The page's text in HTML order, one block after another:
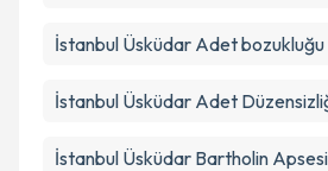
İstanbul Üsküdar Adet bozukluğu
İstanbul Üsküdar Adet
İstanbul Üsküdar Bartholin